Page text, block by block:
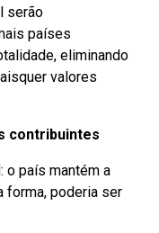
serão
países
eliminando
valores
contribuintes
o país mantém a
forma, poderia ser